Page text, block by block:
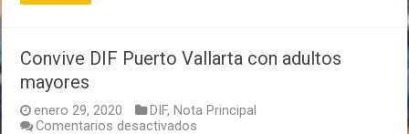
Convive DIF Puerto Vallarta con adultos
mayores
enero 29, 2020 DIF, Nota Principal
Comentarios desactivados